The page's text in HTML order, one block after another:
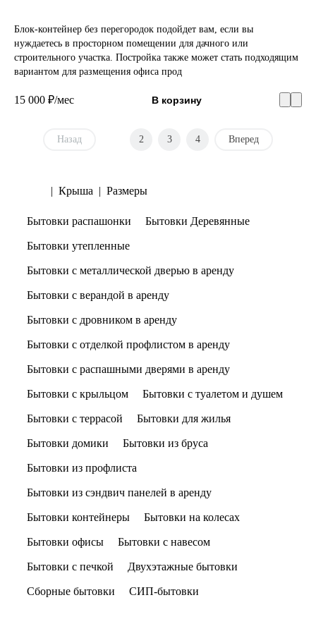
Блок-контейнер без перегородок подойдет вам, если вы
нуждаетесь в просторном помещении для дачного или
строительного участка. Постройка также может стать подходящим
вариантом для размещения офиса прод
15 000 ₽/мес В корзину
Назад 2 3 4 Вперед
| Крыша | Размеры
Бытовки распашонки Бытовки Деревянные
Бытовки утепленные
Бытовки с металлической дверью в аренду
Бытовки с верандой в аренду
Бытовки с дровником в аренду
Бытовки с отделкой профлистом в аренду
Бытовки с распашными дверями в аренду
Бытовки с крыльцом Бытовки с туалетом и душем
Бытовки с террасой Бытовки для жилья
Бытовки домики Бытовки из бруса
Бытовки из профлиста
Бытовки из сэндвич панелей в аренду
Бытовки контейнеры Бытовки на колесах
Бытовки офисы Бытовки с навесом
Бытовки с печкой Двухэтажные бытовки
Сборные бытовки СИП-бытовки